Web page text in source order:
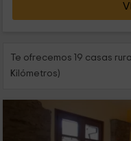
Te ofrecemos 19 casas
Kilómetros)